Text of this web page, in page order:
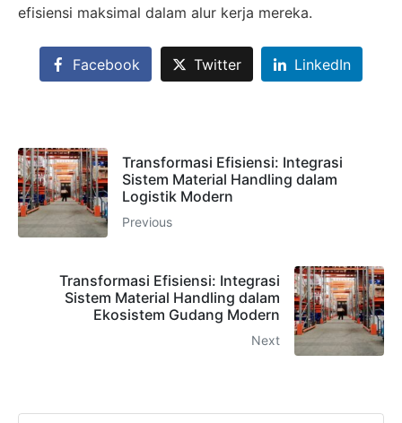
efisiensi maksimal dalam alur kerja mereka.
Facebook Twitter LinkedIn
Transformasi Efisiensi: Integrasi
Sistem Material Handling dalam
Logistik Modern
Previous
Transformasi Efisiensi: Integrasi
Sistem Material Handling dalam
Ekosistem Gudang Modern
Next
Konsultasikan kebutuhan proyek Anda, dapatkan
Admin 2